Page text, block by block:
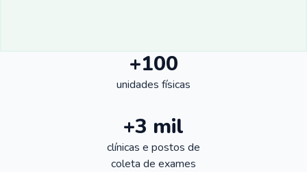
+100
unidades físicas
+3 mil
clínicas e postos de
coleta de exames